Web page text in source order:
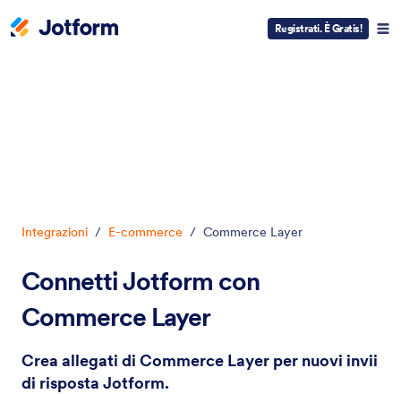
Registrati. È Gratis!
Integrazioni / E-commerce / Commerce Layer
Connetti Jotform con
Commerce Layer
Crea allegati di Commerce Layer per nuovi invii
di risposta Jotform.